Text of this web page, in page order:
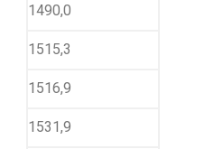
1490,0
1515,3
1516,9
1531,9